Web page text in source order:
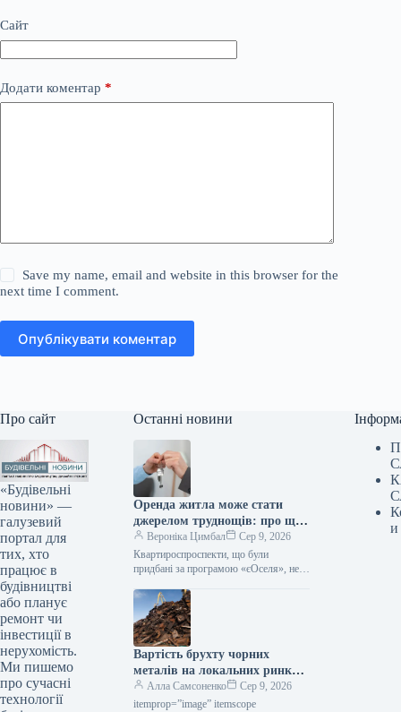
Сайт
Додати коментар *
Save my name, email and website in this browser for the
next time I comment.
Опублікувати коментар
Про сайт
«Будівельні
новини» —
галузевий
портал для
тих, хто
працює в
будівництві
або планує
ремонт чи
інвестиції в
нерухомість.
Ми пишемо
про сучасні
технології
Останні новини
Оренда житла може стати
джерелом труднощів: про що
слід пам’ятати учасникам
програми «єОселя»
Вероніка Цимбал
Сер 9, 2026
Квартироспроспeкти, що були
придбані за програмою «єОселя», не
таке житло в оренду. Поки позика не
буде…
Вартість брухту чорних
металів на локальних ринках
у липні впала на 10–30
доларів за тонну.
Алла Самсоненко
Сер 9, 2026
itemprop=”image” itemscope
и